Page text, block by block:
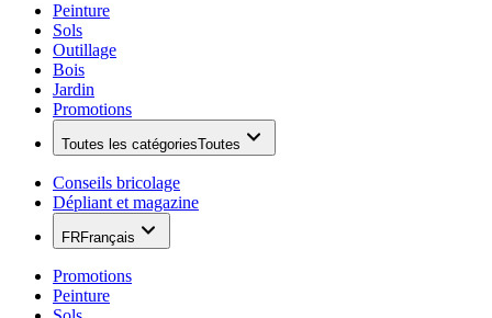
Peinture
Sols
Outillage
Bois
Jardin
Promotions
Toutes les catégoriesToutes
Conseils bricolage
Dépliant et magazine
FRFrançais
Promotions
Peinture